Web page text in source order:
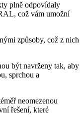
plně odpovídaly
což vám umožní
způsoby, což z nich
být navrženy tak, aby
sprchou a
neomezenou
řešení, které